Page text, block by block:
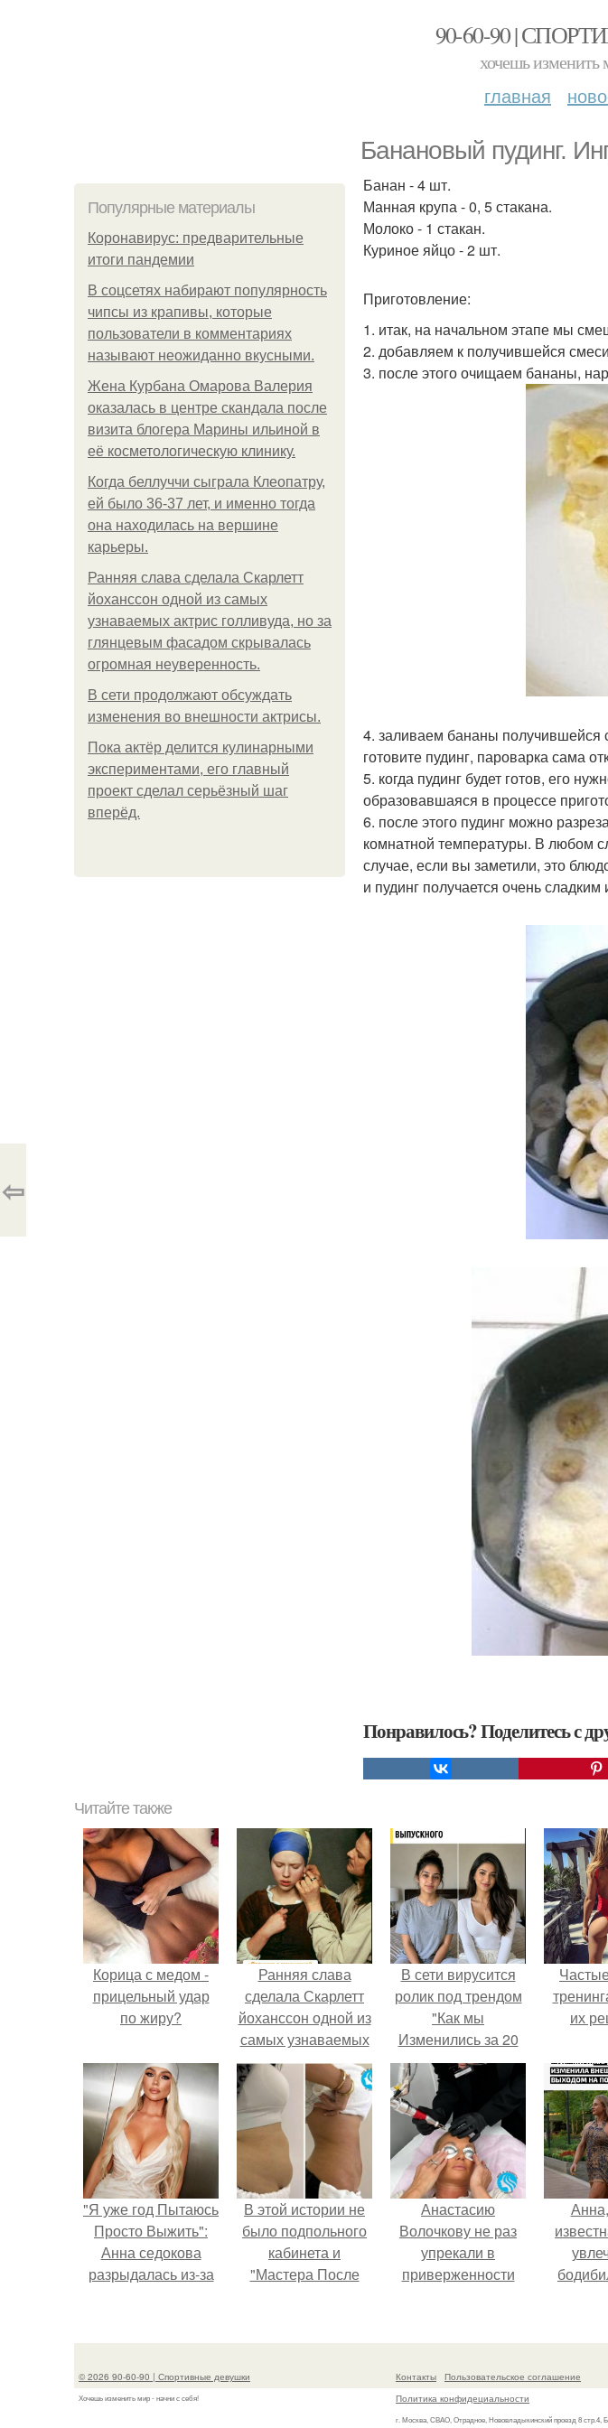
90-60-90 |
хочешь изменить
главная
Банановый пудинг.
Популярные материалы
Коронавирус: предварительные
итоги пандемии
В соцсетях набирают популярность
чипсы из крапивы, которые
пользователи в комментариях
называют неожиданно вкусными.
Жена Курбана Омарова Валерия
оказалась в центре скандала после
визита блогера Марины ильиной в
её косметологическую клинику.
Когда беллуччи сыграла Клеопатру,
ей было 36-37 лет, и именно тогда
она находилась на вершине
карьеры.
Ранняя слава сделала Скарлетт
йоханссон одной из самых
узнаваемых актрис голливуда, но за
глянцевым фасадом скрывалась
огромная неуверенность.
В сети продолжают обсуждать
изменения во внешности актрисы.
Пока актёр делится кулинарными
экспериментами, его главный
проект сделал серьёзный шаг
вперёд.
Банан - 4 шт.
Манная крупа - 0, 5 стакана.
Молоко - 1 стакан.
Куриное яйцо - 2 шт.
Приготовление:
1. итак, на начальном этапе мы
2. добавляем к получившейся
3. после этого очищаем бананы,
4. заливаем бананы получившейся
готовите пудинг, пароварка сама
5. когда пудинг будет готов, его
образовавшаяся в процессе
6. после этого пудинг можно
комнатной температуры. В любом
случае, если вы заметили, это
и пудинг получается очень
Понравилось? Поделитесь с
⇦
Читайте также
Корица с медом -
прицельный удар
по жиру?
Ранняя слава
сделала Скарлетт
йоханссон одной из
самых узнаваемых
актрис голливуда,
но за глянцевым
фасадом
скрывалась
огромная
неуверенность.
В сети вирусится
ролик под трендом
"Как мы
Изменились за 20
лет".
их
"Я уже год Пытаюсь
Просто Выжить":
Анна седокова
разрыдалась из-за
В этой истории не
было подпольного
кабинета и
"Мастера После
Анастасию
Волочкову не раз
упрекали в
приверженности
в
© 2026 90-60-90 | Спортивные девушки
Хочешь изменить мир - начни с себя!
Контакты
Пользовательское соглашение
Политика конфидециальности
г. Москва, СВАО, Отрадное, Нововладыкинский проезд 8 стр.4,